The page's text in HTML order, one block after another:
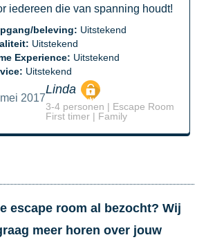
iedereen die van spanning houdt!
beleving: Uitstekend
Uitstekend
Experience: Uitstekend
Uitstekend
2017
Linda
3-4 personen | Escape Room
First timer | Family
escape room al bezocht? Wij
meer horen over jouw